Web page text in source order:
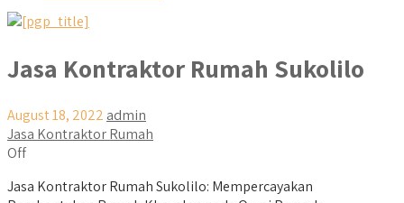
Jasa Kontraktor Rumah Sukolilo
August 18, 2022 admin
Jasa Kontraktor Rumah
Off
Jasa Kontraktor Rumah Sukolilo: Mempercayakan